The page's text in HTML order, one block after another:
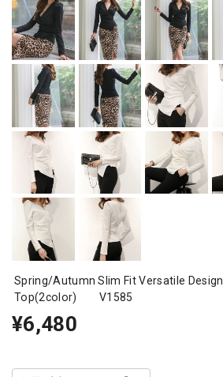
Spring/Autumn Slim Fit Versatile
Top(2color) V1585
¥6,480